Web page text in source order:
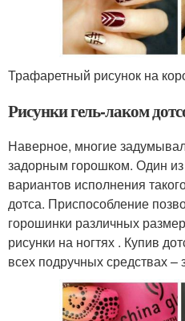
Трафаретный рисунок на
Рисунки гель-лаком
Наверное, многие
задорным горошком. Один
вариантов исполнения
дотса. Приспособление
горошинки различных
рисунки на ногтях . Купив
всех подручных средствах –